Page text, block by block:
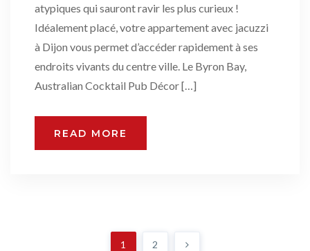
atypiques qui sauront ravir les plus curieux !
Idéalement placé, votre appartement avec jacuzzi
à Dijon vous permet d’accéder rapidement à ses
endroits vivants du centre ville. Le Byron Bay,
Australian Cocktail Pub Décor […]
READ MORE
1 2